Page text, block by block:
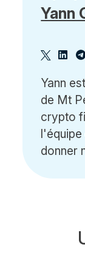
Yann
Yann
de Mt
crypto
donner